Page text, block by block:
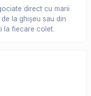
direct cu marii
la ghișeu sau din
la fiecare colet.